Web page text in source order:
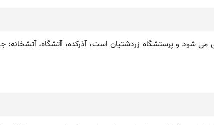
شود و پرستشگاه زردشتیان است، آذرکده، آتشگاه، آتشخانه: